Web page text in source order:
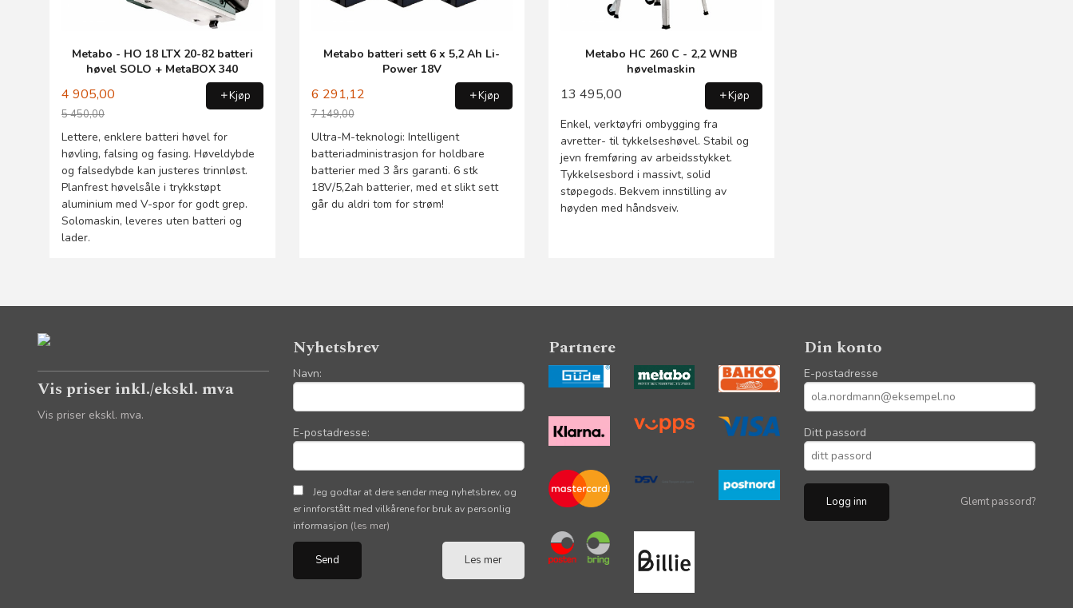
Metabo - HO 18 LTX 20-82 batteri
høvel SOLO + MetaBOX 340
4 905,00
5 450,00
Rabatt
Kjøp
Lettere, enklere batteri høvel for
høvling, falsing og fasing. Høveldybde
og falsedybde kan justeres trinnløst.
Planfrest høvelsåle i trykkstøpt
aluminium med V-spor for godt grep.
Solomaskin, leveres uten batteri og
lader.
Metabo batteri sett 6 x 5,2 Ah Li-
Power 18V
6 291,12
7 149,00
Rabatt
Kjøp
Ultra-M-teknologi: Intelligent
batteriadministrasjon for holdbare
batterier med 3 års garanti. 6 stk
18V/5,2ah batterier, med et slikt sett
går du aldri tom for strøm!
Metabo HC 260 C - 2,2 WNB
høvelmaskin
13 495,00 Kjøp
Enkel, verktøyfri ombygging fra
avretter- til tykkelseshøvel. Stabil og
jevn fremføring av arbeidsstykket.
Tykkelsesbord i massivt, solid
støpegods. Bekvem innstilling av
høyden med håndsveiv.
Vis priser inkl./ekskl. mva
Vis priser ekskl. mva.
Nyhetsbrev
Navn:
E-postadresse:
Jeg godtar at dere sender meg nyhetsbrev, og
er innforstått med vilkårene for bruk av personlig
informasjon (les mer)
Les mer
Partnere Din konto
E-postadresse
Ditt passord
Glemt passord?